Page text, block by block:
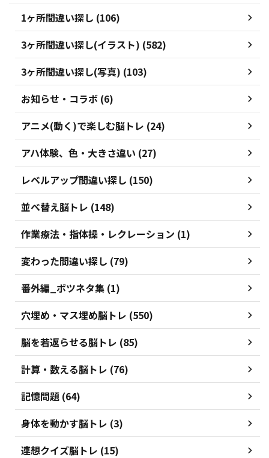
1ヶ所間違い探し (106)
3ヶ所間違い探し(イラスト) (582)
3ヶ所間違い探し(写真) (103)
お知らせ・コラボ (6)
アニメ(動く)で楽しむ脳トレ (24)
アハ体験、色・大きさ違い (27)
レベルアップ間違い探し (150)
並べ替え脳トレ (148)
作業療法・指体操・レクレーション (1)
変わった間違い探し (79)
番外編_ボツネタ集 (1)
穴埋め・マス埋め脳トレ (550)
脳を若返らせる脳トレ (85)
計算・数える脳トレ (76)
記憶問題 (64)
身体を動かす脳トレ (3)
連想クイズ脳トレ (15)